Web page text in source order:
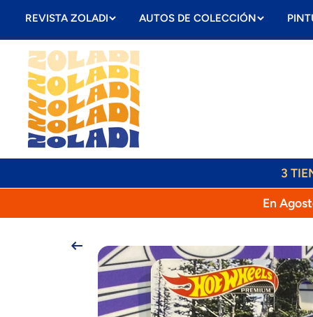
Ir directamente al contenido
REVISTA ZOLADI AUTOS DE COLECCIÓN
3
En
Ir directamente a la información del